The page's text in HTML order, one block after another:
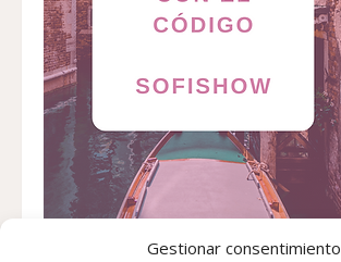
Gestionar consentimiento